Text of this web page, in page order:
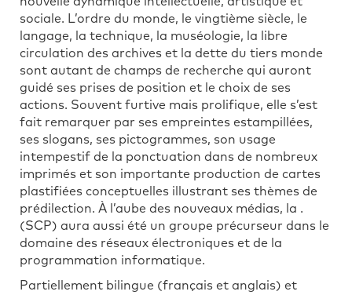
sociale. L’ordre du monde, le vingtième siècle, le
langage, la technique, la muséologie, la libre
circulation des archives et la dette du tiers monde
sont autant de champs de recherche qui auront
guidé ses prises de position et le choix de ses
actions. Souvent furtive mais prolifique, elle s’est
fait remarquer par ses empreintes estampillées,
ses slogans, ses pictogrammes, son usage
intempestif de la ponctuation dans de nombreux
imprimés et son importante production de cartes
plastifiées conceptuelles illustrant ses thèmes de
prédilection. À l’aube des nouveaux médias, la .
(SCP) aura aussi été un groupe précurseur dans le
domaine des réseaux électroniques et de la
programmation informatique.
Partiellement bilingue (français et anglais) et